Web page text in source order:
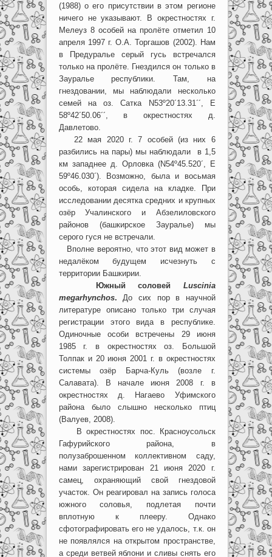
(1988) о его присутствии в этом регионе
ничего не указывают. В окрестностях г.
Мелеуз 8 особей на пролёте отметил 10
апреля 1997 г. О.А. Торгашов (2002). Нам
в Предуралье серый гусь встречался
только на пролёте. Гнездился он только в
Зауралье республики. Там, на
гнездовании, мы наблюдали несколько
семей на оз. Сатка N53º20´13.31´´, E
58º42´50.06´´, в окрестностях д.
Давлетово.
22 мая 2020 г. 7 особей (из них 6
разбились на пары) мы наблюдали в 1,5
км западнее д. Орловка (N54º45.520´, E
59º46.030´). Возможно, была и восьмая
особь, которая сидела на кладке. При
исследовании десятка средних и крупных
озёр Учалинского и Абзелиловского
районов (башкирское Зауралье) мы
серого гуся не встречали.
Вполне вероятно, что этот вид может в
недалёком будущем исчезнуть с
территории Башкирии.
Южный соловей
Luscinia
megarhynchos. До сих пор в научной
литературе описано только три случая
регистрации этого вида в республике.
Одиночные особи встречены 29 июня
1985 г. в окрестностях оз. Большой
Толпак и 20 июня 2001 г. в окрестностях
системы озёр Барча-Куль (возле г.
Салавата). В начале июня 2008 г. в
окрестностях д. Нагаево Уфимского
района было слышно несколько птиц
(Валуев, 2008).
В окрестностях пос. Красноусольск
Гафурийского района, в
полузаброшенном коллективном саду,
нами зарегистрирован 21 июня 2020 г.
самец, охраняющий свой гнездовой
участок. Он реагировал на запись голоса
южного соловья, подлетая почти
вплотную к плееру. Однако
сфотографировать его не удалось, т.к. он
не появлялся на открытом пространстве,
а среди ветвей яблони и сливы снять его